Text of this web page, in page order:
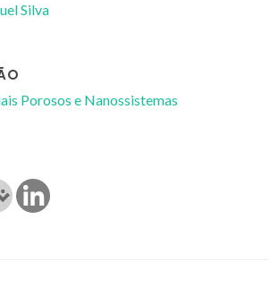
Silva
Porosos e Nanossistemas